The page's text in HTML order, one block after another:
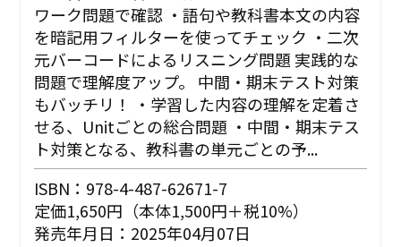
ワーク問題で確認 ・語句や教科書本文の内容
を暗記用フィルターを使ってチェック ・二次
元バーコードによるリスニング問題 実践的な
問題で理解度アップ。 中間・期末テスト対策
もバッチリ！ ・学習した内容の理解を定着さ
せる、Unitごとの総合問題 ・中間・期末テス
ト対策となる、教科書の単元ごとの予...
ISBN：978-4-487-62671-7
定価1,650円（本体1,500円＋税10%）
発売年月日：2025年04月07日